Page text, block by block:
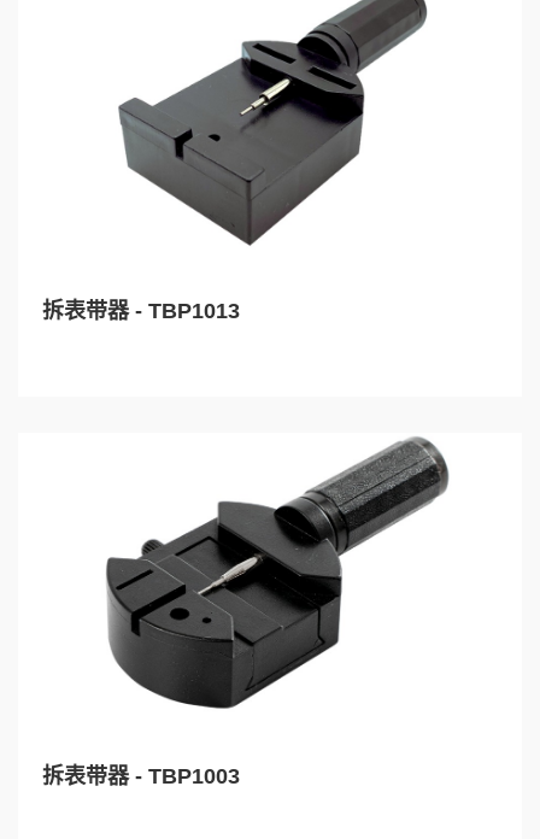
拆表带器 - TBP1013
拆表带器 - TBP1003